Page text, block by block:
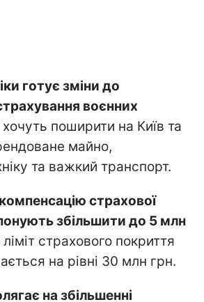
готує зміни до
воєнних
хочуть поширити на Київ та
майно,
та важкий транспорт.
страхової
збільшити до 5 млн
ліміт страхового покриття
на рівні 30 млн грн.
на збільшенні